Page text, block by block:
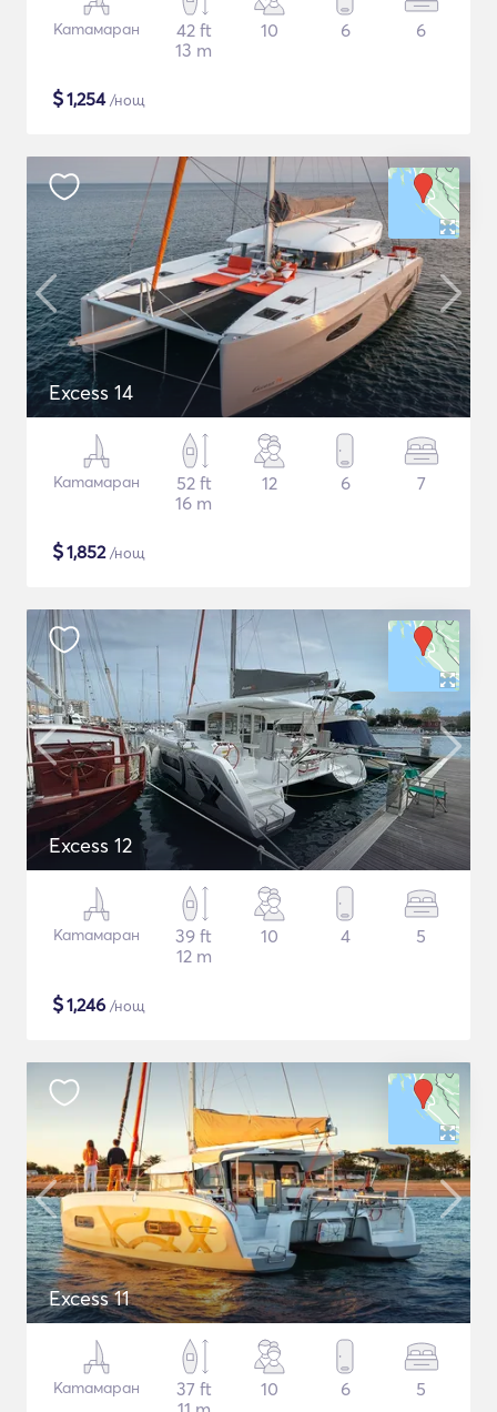
Катамаран
42 ft
13 m
10 6 6
$1,254/нощ
Excess 14
Катамаран
52 ft
16 m
12 6 7
$1,852/нощ
Excess 12
Катамаран
39 ft
12 m
10 4 5
$1,246 /нощ
Excess 11
Катамаран
37 ft
10 6 5